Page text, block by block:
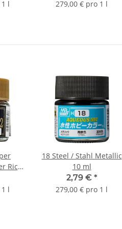
l 279,00 € pro 1 l
Rich
l
18 Steel / Stahl Metallic
10 ml
2,79 € *
279,00 € pro 1 l